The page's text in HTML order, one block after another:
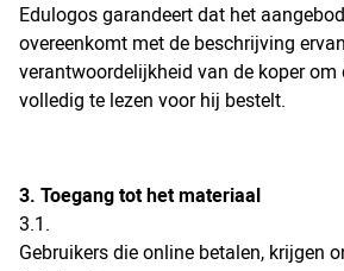
Edulogos garandeert dat het
overeenkomt met de beschrijving
verantwoordelijkheid van de koper om
volledig te lezen voor hij bestelt.
3. Toegang tot het materiaal
3.1.
Gebruikers die online betalen, krijgen